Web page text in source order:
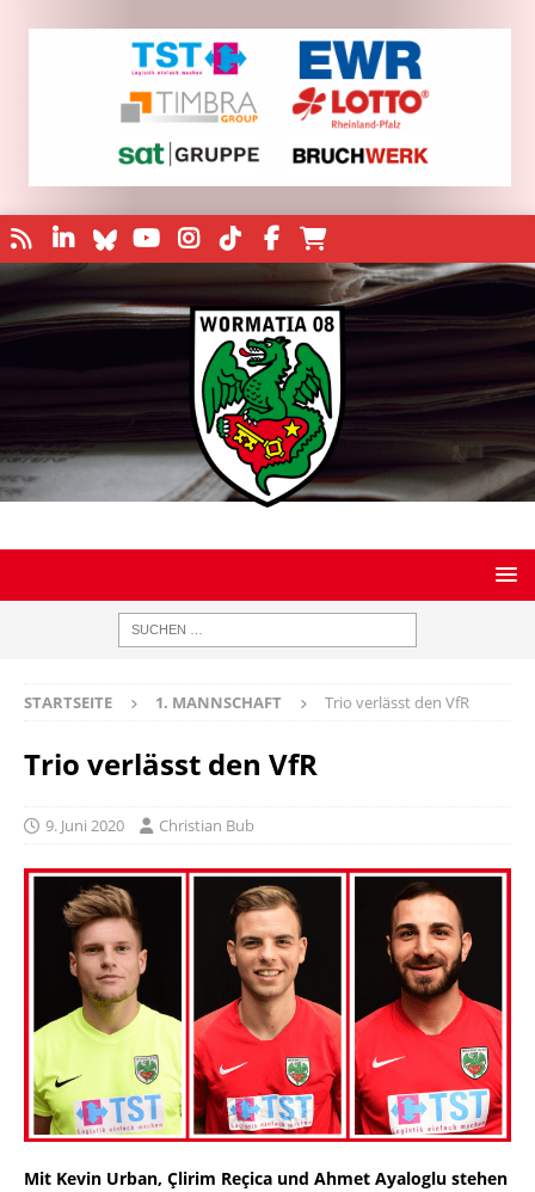
STARTSEITE 1. MANNSCHAFT Trio verlässt den VfR
Trio verlässt den VfR
9. Juni 2020 Christian Bub
Mit Kevin Urban, Çlirim Reçica und Ahmet Ayaloglu stehen